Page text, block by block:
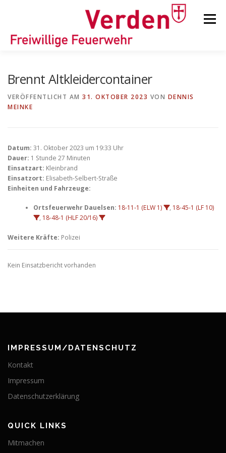
Menü
ORTSFEUERWEHREN
KINDER-/JUGENDFEUERWEHR
Brennt Altkleidercontainer
VERÖFFENTLICHT AM 31. OKTOBER 2023 VON DENNIS
MEINKE
Datum: 31. Oktober 2023 um 19:33 Uhr
Dauer: 1 Stunde 27 Minuten
Einsatzart: Kleinbrand
Einsatzort: Elisabeth-Selbert-Straße
Einheiten und Fahrzeuge:
Ortsfeuerwehr Dauelsen: 18-11-1 (ELW 1) , 18-45-1 (LF 10)
, 18-48-1 (HLF 20/16)
Weitere Kräfte: Polizei
Kein Einsatzbericht vorhanden
IMPRESSUM/DATENSCHUTZ
Kontakt
Impressum
Datenschutzerklärung
QUICK LINKS
Mitmachen